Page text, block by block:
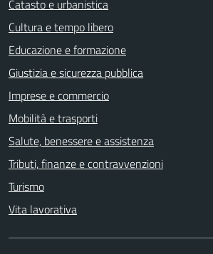
Catasto e urbanistica
Cultura e tempo libero
Educazione e formazione
Giustizia e sicurezza pubblica
Imprese e commercio
Mobilità e trasporti
Salute, benessere e assistenza
Tributi, finanze e contravvenzioni
Turismo
Vita lavorativa